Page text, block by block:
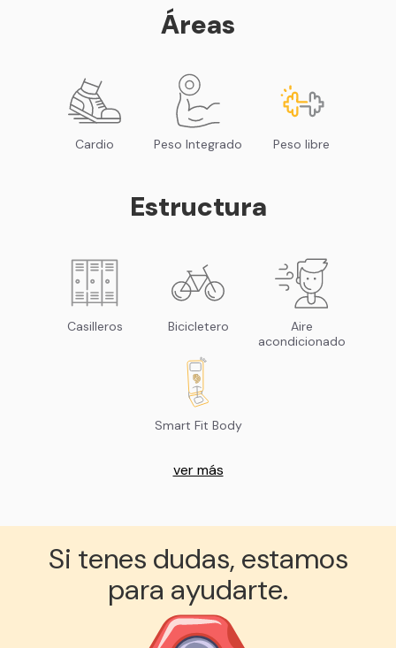
Smart Fit GO (entrenamientos en
línea) en la app
libre e integrado
Áreas
Cardio Peso Integrado Peso libre
Estructura
Casilleros Bicicletero
Aire
acondicionado
Smart Fit Body
ver más
Si tenes dudas, estamos
para ayudarte.